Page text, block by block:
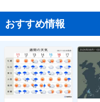
おすすめ情報